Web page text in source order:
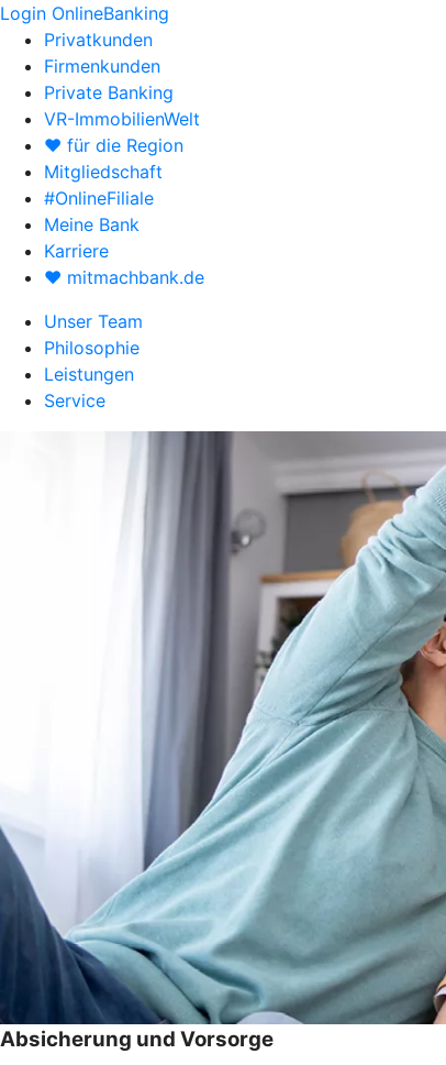
Login OnlineBanking
Privatkunden
Firmenkunden
Private Banking
VR-ImmobilienWelt
♥ für die Region
Mitgliedschaft
#OnlineFiliale
Meine Bank
Karriere
♥ mitmachbank.de
Unser Team
Philosophie
Leistungen
Service
Absicherung und Vorsorge